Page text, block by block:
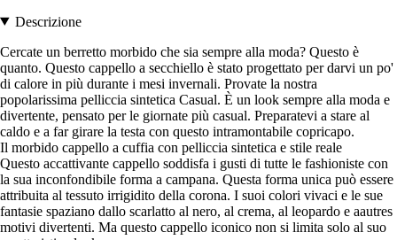
Descrizione
Cercate un berretto morbido che sia sempre alla moda? Questo è
quanto. Questo cappello a secchiello è stato progettato per darvi un po'
di calore in più durante i mesi invernali. Provate la nostra
popolarissima pelliccia sintetica Casual. È un look sempre alla moda e
divertente, pensato per le giornate più casual. Preparatevi a stare al
caldo e a far girare la testa con questo intramontabile copricapo.
Il morbido cappello a cuffia con pelliccia sintetica e stile reale
Questo accattivante cappello soddisfa i gusti di tutte le fashioniste con
la sua inconfondibile forma a campana. Questa forma unica può essere
attribuita al tessuto irrigidito della corona. I suoi colori vivaci e le sue
fantasie spaziano dallo scarlatto al nero, al crema, al leopardo e aautres
motivi divertenti. Ma questo cappello iconico non si limita solo al suo